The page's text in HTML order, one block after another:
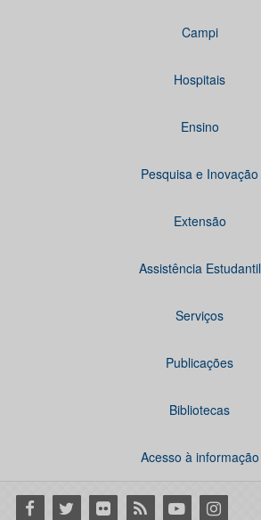
Campi
Hospitais
Ensino
Pesquisa e Inovação
Extensão
Assistência Estudantil
Serviços
Publicações
Bibliotecas
Acesso à informação
Facebook
Twitter Flickr RSS YoutubeInstagram